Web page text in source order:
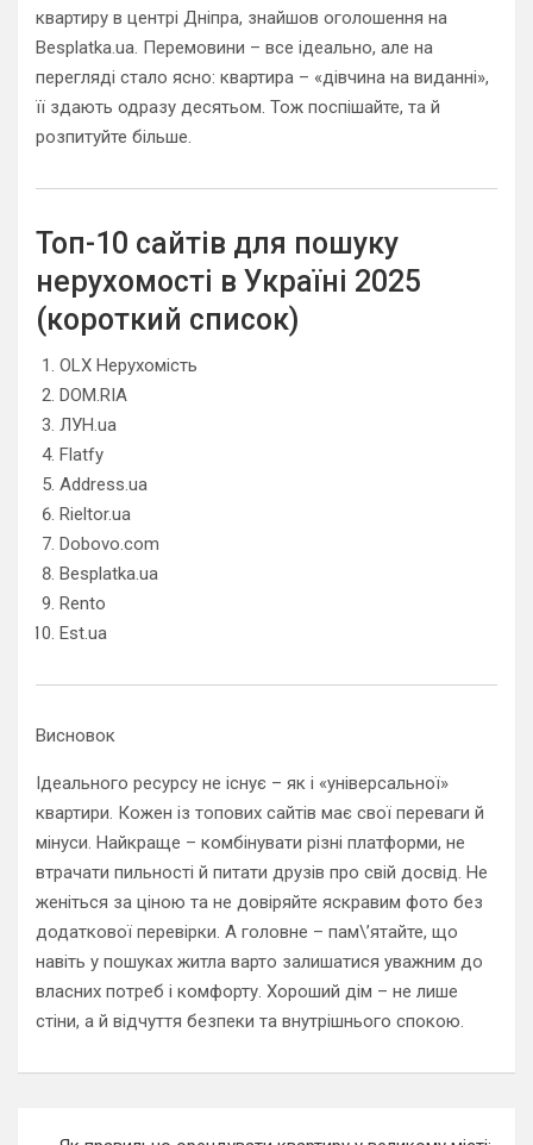
квартиру в центрі Дніпра, знайшов оголошення на
Besplatka.ua. Перемовини – все ідеально, але на
перегляді стало ясно: квартира – «дівчина на виданні»,
її здають одразу десятьом. Тож поспішайте, та й
розпитуйте більше.
Топ-10 сайтів для пошуку
нерухомості в Україні 2025
(короткий список)
OLX Нерухомість
DOM.RIA
ЛУН.ua
Flatfy
Address.ua
Rieltor.ua
Dobovo.com
Besplatka.ua
Rento
Est.ua
Висновок
Ідеального ресурсу не існує – як і «універсальної»
квартири. Кожен із топових сайтів має свої переваги й
мінуси. Найкраще – комбінувати різні платформи, не
втрачати пильності й питати друзів про свій досвід. Не
женіться за ціною та не довіряйте яскравим фото без
додаткової перевірки. А головне – пам\’ятайте, що
навіть у пошуках житла варто залишатися уважним до
власних потреб і комфорту. Хороший дім – не лише
стіни, а й відчуття безпеки та внутрішнього спокою.